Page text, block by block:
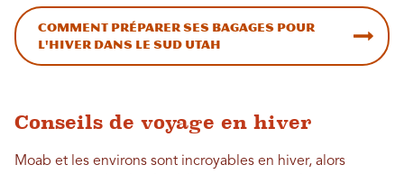
Comment préparer ses bagages pour
l'hiver dans le Sud Utah
Conseils de voyage en hiver
Moab et les environs sont incroyables en hiver, alors